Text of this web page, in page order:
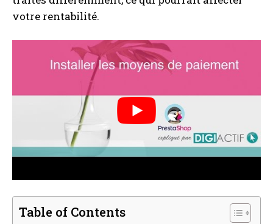
votre rentabilité.
Table of Contents